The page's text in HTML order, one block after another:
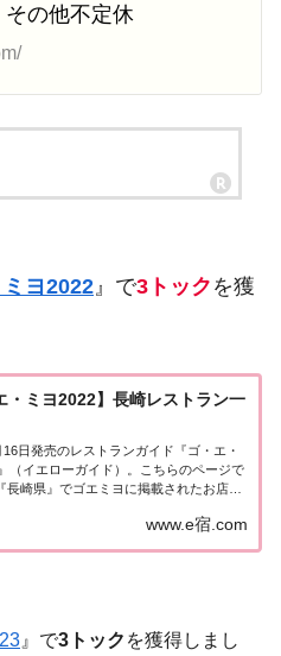
の他不定休
ヨ2022 』で3トック を獲
・ミヨ2022】長崎レストラン一
日発売のレストランガイド『ゴ・エ・
（イエローガイド）。こちらのページで
長崎県』でゴエミヨに掲載されたお店
ヨ2022『長崎県』九州「長崎エリア」で
www.e宿.com
』で3トック を獲得しまし